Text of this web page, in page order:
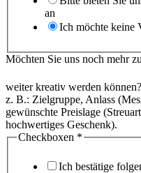
an
Ich möchte keine
Möchten Sie uns noch mehr
weiter kreativ werden können?
z. B.: Zielgruppe, Anlass
gewünschte Preislage
hochwertiges Geschenk).
Checkboxen *
Ich bestätige